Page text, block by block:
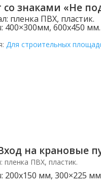
со знаками «Не
пленка ПВХ, пластик.
400×300мм, 600х450 мм.
Для строительных
на крановые
пленка ПВХ, пластик.
200х150 мм, 300×225